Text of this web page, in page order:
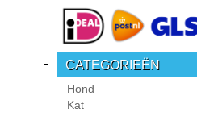
CATEGORIEËN
-
Hond
Kat